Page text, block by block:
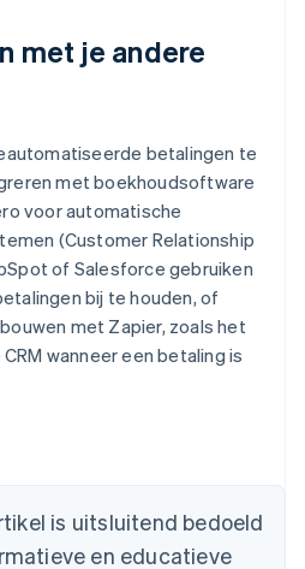
met je andere
betalingen te
met boekhoudsoftware
voor automatische
(Customer Relationship
of Salesforce gebruiken
bij te houden, of
met Zapier, zoals het
wanneer een betaling is
is uitsluitend bedoeld
en educatieve